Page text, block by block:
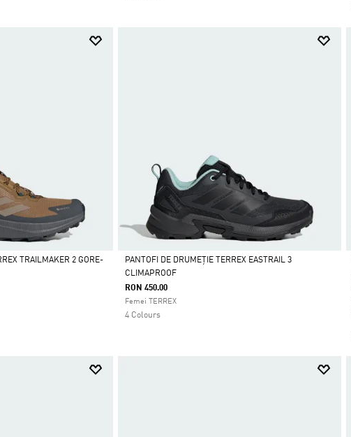
TRAILMAKER 2 GORE-
Da
PANTOFI DE DRUMEȚIE TERREX EASTRAIL 3
CLIMAPROOF
RON 450.00
Femei TERREX
4 Colours